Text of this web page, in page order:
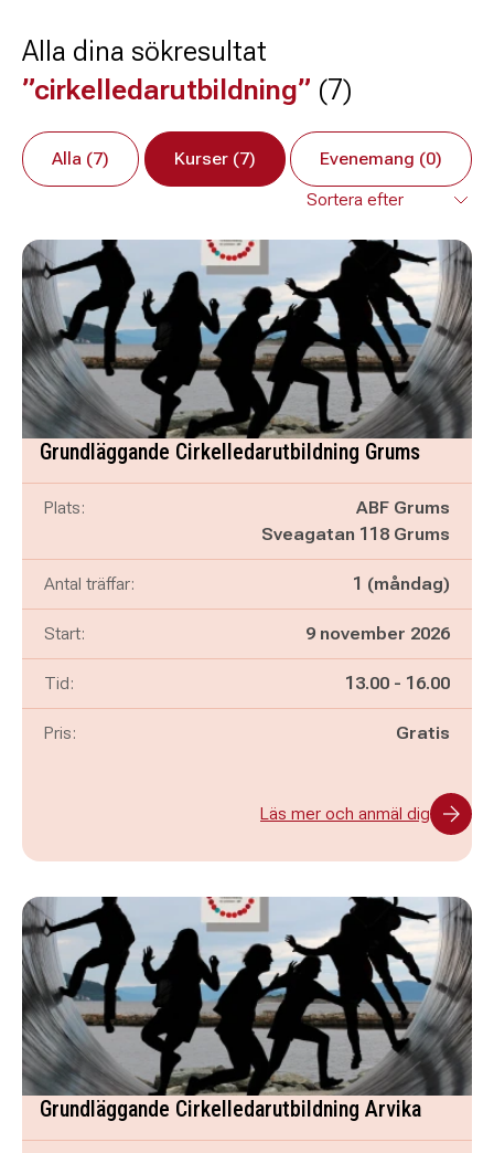
Alla dina sökresultat
”cirkelledarutbildning” (7)
Alla (7) Kurser (7) Evenemang (0)
Grundläggande Cirkelledarutbildning Grums
Plats:
ABF Grums
Sveagatan 118 Grums
Antal träffar: 1 (måndag)
Start: 9 november 2026
Tid: Pågår mellan
13.00 - och
16.00
Pris: Gratis
Läs mer och anmäl dig
Grundläggande Cirkelledarutbildning Arvika